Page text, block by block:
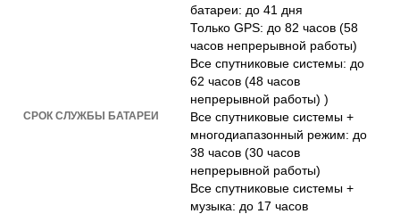
СРОК СЛУЖБЫ БАТАРЕИ
батареи: до 41 дня
Только GPS: до 82 часов (58
часов непрерывной работы)
Все спутниковые системы: до
62 часов (48 часов
непрерывной работы) )
Все спутниковые системы +
многодиапазонный режим: до
38 часов (30 часов
непрерывной работы)
Все спутниковые системы +
музыка: до 17 часов